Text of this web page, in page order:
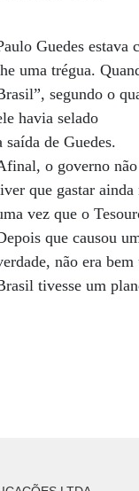
Guedes estava
uma trégua.
segundo o
havia selado
saída de Guedes.
o governo não
que gastar ainda
vez que o
que causou
não era
tivesse um